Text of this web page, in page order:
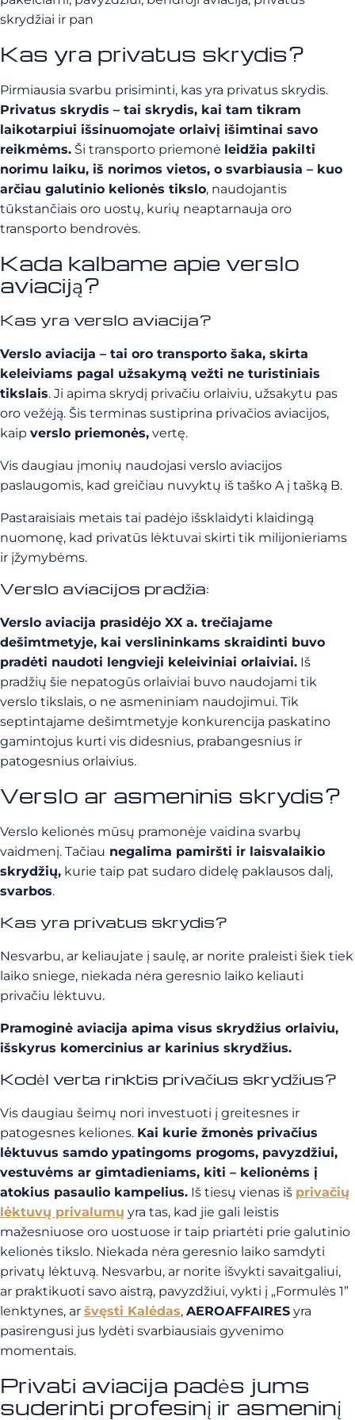
skrydžiai ir pan
Kas yra privatus skrydis?
Pirmiausia svarbu prisiminti, kas yra privatus skrydis.
Privatus skrydis – tai skrydis, kai tam tikram
laikotarpiui išsinuomojate orlaivį išimtinai savo
reikmėms. Ši transporto priemonė leidžia pakilti
norimu laiku, iš norimos vietos, o svarbiausia – kuo
arčiau galutinio kelionės tikslo, naudojantis
tūkstančiais oro uostų, kurių neaptarnauja oro
transporto bendrovės.
Kada kalbame apie verslo
aviaciją?
Kas yra verslo aviacija?
Verslo aviacija – tai oro transporto šaka, skirta
keleiviams pagal užsakymą vežti ne turistiniais
tikslais. Ji apima skrydį privačiu orlaiviu, užsakytu pas
oro vežėją. Šis terminas sustiprina privačios aviacijos,
kaip verslo priemonės, vertę.
Vis daugiau įmonių naudojasi verslo aviacijos
paslaugomis, kad greičiau nuvyktų iš taško A į tašką B.
Pastaraisiais metais tai padėjo išsklaidyti klaidingą
nuomonę, kad privatūs lėktuvai skirti tik milijonieriams
ir įžymybėms.
Verslo aviacijos pradžia:
Verslo aviacija prasidėjo XX a. trečiajame
dešimtmetyje, kai verslininkams skraidinti buvo
pradėti naudoti lengvieji keleiviniai orlaiviai. Iš
pradžių šie nepatogūs orlaiviai buvo naudojami tik
verslo tikslais, o ne asmeniniam naudojimui. Tik
septintajame dešimtmetyje konkurencija paskatino
gamintojus kurti vis didesnius, prabangesnius ir
patogesnius orlaivius.
Verslo ar asmeninis skrydis?
Verslo kelionės mūsų pramonėje vaidina svarbų
vaidmenį. Tačiau negalima pamiršti ir laisvalaikio
skrydžių, kurie taip pat sudaro didelę paklausos dalį,
svarbos.
Kas yra privatus skrydis?
Nesvarbu, ar keliaujate į saulę, ar norite praleisti šiek tiek
laiko sniege, niekada nėra geresnio laiko keliauti
privačiu lėktuvu.
Pramoginė aviacija apima visus skrydžius orlaiviu,
išskyrus komercinius ar karinius skrydžius.
Kodėl verta rinktis privačius skrydžius?
Vis daugiau šeimų nori investuoti į greitesnes ir
patogesnes keliones. Kai kurie žmonės privačius
lėktuvus samdo ypatingoms progoms, pavyzdžiui,
vestuvėms ar gimtadieniams, kiti – kelionėms į
atokius pasaulio kampelius. Iš tiesų vienas iš privačių
lėktuvų privalumų yra tas, kad jie gali leistis
mažesniuose oro uostuose ir taip priartėti prie galutinio
kelionės tikslo. Niekada nėra geresnio laiko samdyti
privatų lėktuvą. Nesvarbu, ar norite išvykti savaitgaliui,
ar praktikuoti savo aistrą, pavyzdžiui, vykti į „Formulės 1”
lenktynes, ar švęsti Kalėdas, AEROAFFAIRES yra
pasirengusi jus lydėti svarbiausiais gyvenimo
momentais.
Privati aviacija padės jums
suderinti profesinį ir asmeninį